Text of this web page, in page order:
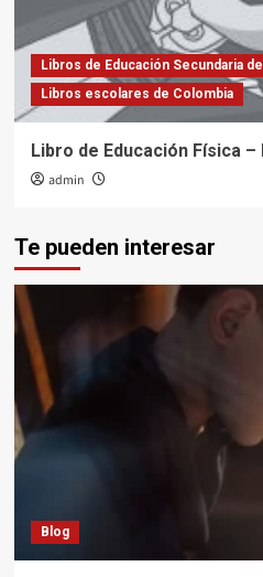
Libros de Educación Secundaria
Libros escolares de Colombia
Libro de Educación Física
admin
Te pueden interesar
Blog